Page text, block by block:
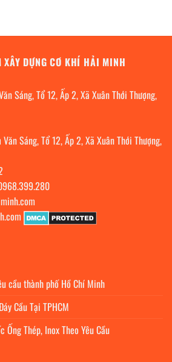
XÂY DỰNG CƠ KHÍ HẢI MINH
Sáng, Tổ 12, Ấp 2, Xã Xuân Thới Thượng,
Sáng, Tổ 12, Ấp 2, Xã Xuân Thới Thượng,
cầu thành phố Hồ Chí Minh
Cầu Tại TPHCM
Ống Thép, Inox Theo Yêu Cầu